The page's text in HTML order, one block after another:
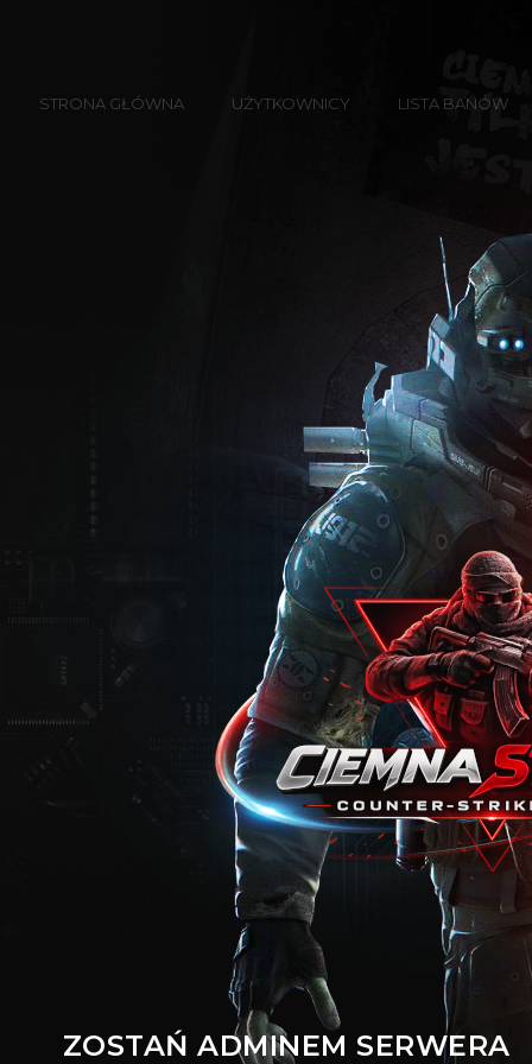
STRONA GŁÓWNA UŻYTKOWNICY LISTA BANÓW
ZOSTAŃ ADMINEM SERWERA